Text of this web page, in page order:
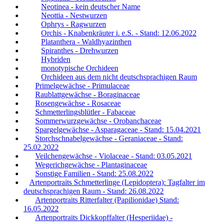
Neotinea - kein deutscher Name
Neottia - Nestwurzen
Ophrys - Ragwurzen
Orchis - Knabenkräuter i. e.S. - Stand: 12.06.2022
Platanthera - Waldhyazinthen
Spiranthes - Drehwurzen
Hybriden
monotypische Orchideen
Orchideen aus dem nicht deutschsprachigen Raum
Primelgewächse - Primulaceae
Raublattgewächse - Boraginaceae
Rosengewächse - Rosaceae
Schmetterlingsblütler - Fabaceae
Sommerwurzgewächse - Orobanchaceae
Spargelgewächse - Asparagaceae - Stand: 15.04.2021
Storchschnabelgewächse - Geraniaceae - Stand:
25.02.2022
Veilchengewächse - Violaceae - Stand: 03.05.2021
Wegerichgewächse - Plantaginaceae
Sonstige Familien - Stand: 25.08.2022
Artenportraits Schmetterlinge (Lepidoptera): Tagfalter im
deutschsprachigen Raum - Stand: 26.08.2022
Artenportraits Ritterfalter (Papilionidae) Stand:
16.05.2022
Artenportraits Dickkopffalter (Hesperiidae) -